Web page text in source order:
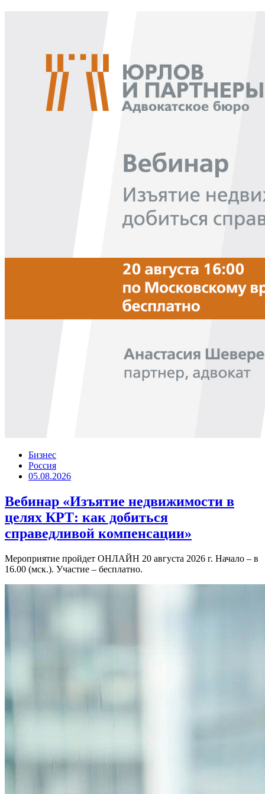
Бизнес
Россия
05.08.2026
Вебинар «Изъятие недвижимости в
целях КРТ: как добиться
справедливой компенсации»
Мероприятие пройдет ОНЛАЙН 20 августа 2026 г. Начало – в
16.00 (мск.). Участие – бесплатно.